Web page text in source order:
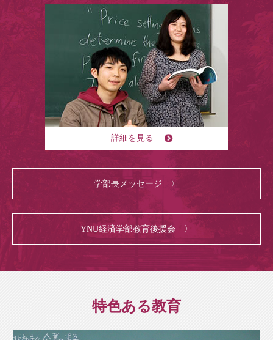
詳細を見る
学部長メッセージ 〉
YNU経済学部教育後援会 〉
特色ある教育